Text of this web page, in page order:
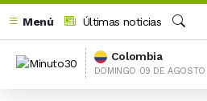
Menú
Últimas noticias
Buscar
Colombia
DOMINGO 09 DE AGOSTO